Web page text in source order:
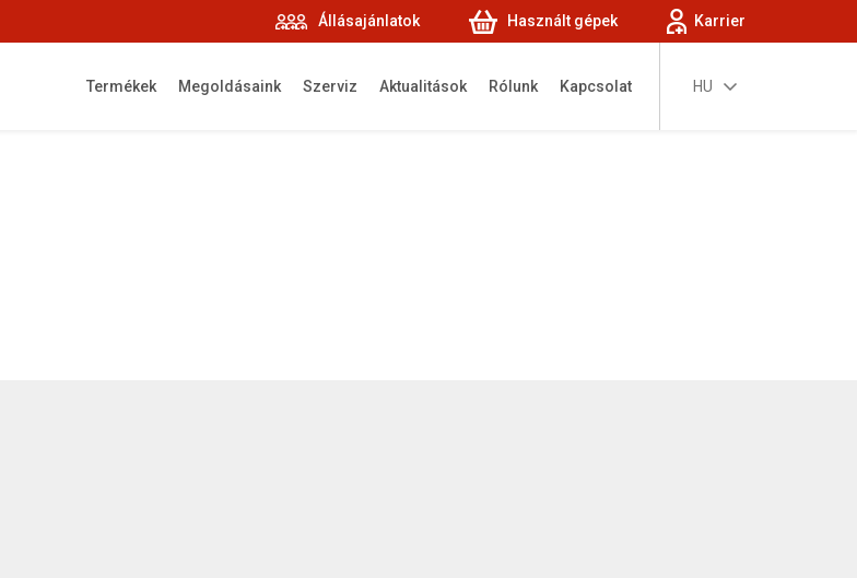
Állásajánlatok Használt gépek Karrier
HU
Termékek Megoldásaink Szerviz Aktualitások Rólunk Kapcsolat